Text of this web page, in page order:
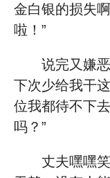
金白银的损失
啦！”
说完又嫌
下次少给我干
位我都待不下
吗？”
丈夫嘿嘿